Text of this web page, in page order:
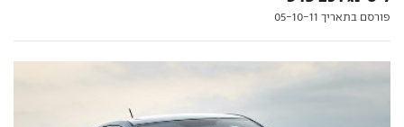
פורסם בתאריך 05-10-11